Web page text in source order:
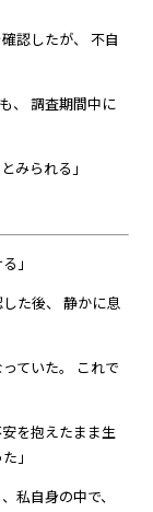
認したが、 不自
、 調査期間中に
みられる」
」
た後、 静かに息
ていた。 これで
を抱えたまま生
」
私自身の中で、